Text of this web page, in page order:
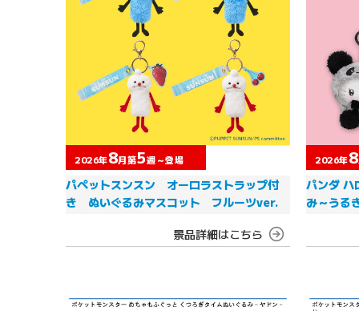
パペットスンスン オーロラストラップ付
き ぬいぐるみマスコット フルーツver.
2026年8月第5週～登場
パンダ
み～うる
2026年8